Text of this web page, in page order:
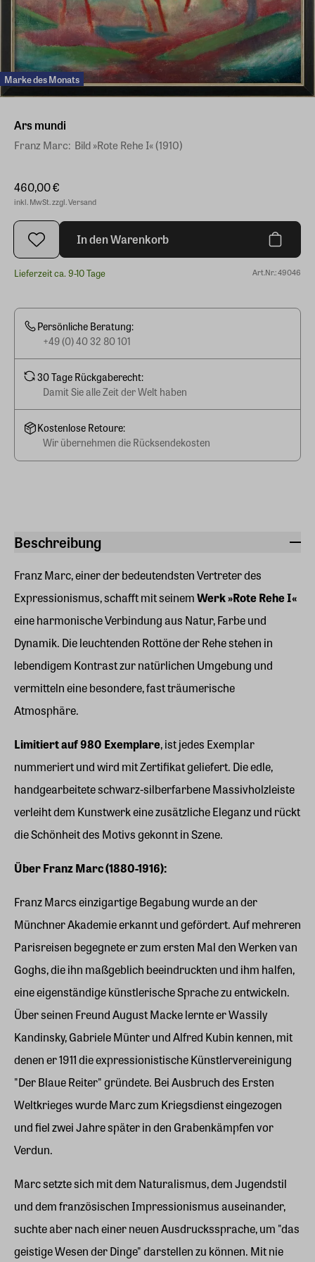
Marke des Monats
Beschreibung
Franz Marc, einer der bedeutendsten Vertreter des
Expressionismus, schafft mit seinemWerk »Rote Rehe I«
eine harmonische Verbindung aus Natur, Farbe und
Dynamik. Die leuchtenden Rottöne der Rehe stehen in
lebendigem Kontrast zur natürlichen Umgebung und
vermitteln eine besondere, fast träumerische
Atmosphäre.
Limitiert auf 980 Exemplare, ist jedes Exemplar
nummeriert und wird mit Zertifikat geliefert. Die edle,
handgearbeitete schwarz-silberfarbene Massivholzleiste
verleiht dem Kunstwerk eine zusätzliche Eleganz und rückt
die Schönheit des Motivs gekonnt in Szene.
Über Franz Marc (1880-1916):
Franz Marcs einzigartige Begabung wurde an der
Münchner Akademie erkannt und gefördert. Auf mehreren
Parisreisen begegnete er zum ersten Mal den Werken van
Goghs, die ihn maßgeblich beeindruckten und ihm halfen,
eine eigenständige künstlerische Sprache zu entwickeln.
Über seinen Freund August Macke lernte er Wassily
Kandinsky, Gabriele Münter und Alfred Kubin kennen, mit
denen er 1911 die expressionistische Künstlervereinigung
"Der Blaue Reiter" gründete. Bei Ausbruch des Ersten
Weltkrieges wurde Marc zum Kriegsdienst eingezogen
und fiel zwei Jahre später in den Grabenkämpfen vor
Verdun.
Marc setzte sich mit dem Naturalismus, dem Jugendstil
und dem französischen Impressionismus auseinander,
suchte aber nach einer neuen Ausdruckssprache, um "das
geistige Wesen der Dinge" darstellen zu können. Mit nie
Ars mundi
Franz Marc: ​ Bild »Rote Rehe I« (1910)
460,00 €
inkl. MwSt. zzgl. Versand
In den Warenkorb
Lieferzeit ca. 9-10 Tage Art.Nr.: 49046
Persönliche Beratung:
+49 (0) 40 32 80 101
30 Tage Rückgaberecht:
Damit Sie alle Zeit der Welt haben
Kostenlose Retoure:
Wir übernehmen die Rücksendekosten